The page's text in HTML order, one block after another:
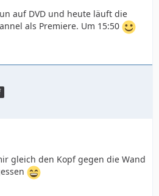
auf DVD und heute läuft die
als Premiere. Um 15:50
gleich den Kopf gegen die Wand